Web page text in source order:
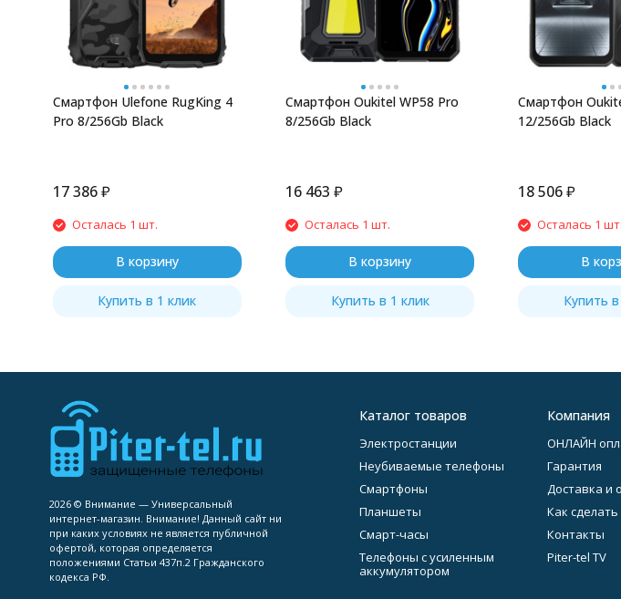
Смартфон Ulefone RugKing 4
Pro 8/256Gb Black
17 386 ₽
Осталась 1 шт.
В корзину
Купить в 1 клик
Смартфон Oukitel WP58 Pro
8/256Gb Black
16 463 ₽
Осталась 1 шт.
В корзину
Купить в 1 клик
Смартфон
12/256Gb Black
18 506₽
Осталась 1 шт.
В
Купить
2026 © Внимание — Универсальный
интернет-магазин. Внимание! Данный сайт ни
при каких условиях не является публичной
офертой, которая определяется
положениями Статьи 437п.2 Гражданского
кодекса РФ.
Каталог товаров
Электростанции
Неубиваемые телефоны
Смартфоны
Планшеты
Смарт-часы
Телефоны с усиленным
аккумулятором
Компания
ОНЛАЙН
Гарантия
Доставка и
Как сделать
Контакты
Piter-tel TV